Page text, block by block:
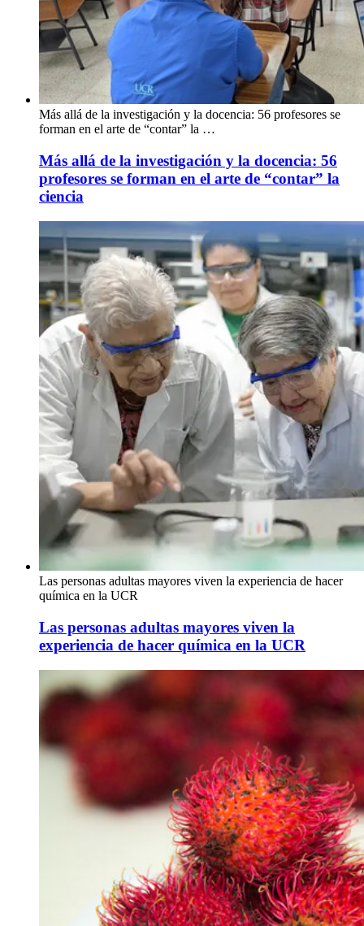
Más allá de la investigación y la docencia: 56 profesores se
forman en el arte de “contar” la …
Más allá de la investigación y la docencia: 56
profesores se forman en el arte de “contar” la
ciencia
Las personas adultas mayores viven la experiencia de hacer
química en la UCR
Las personas adultas mayores viven la
experiencia de hacer química en la UCR